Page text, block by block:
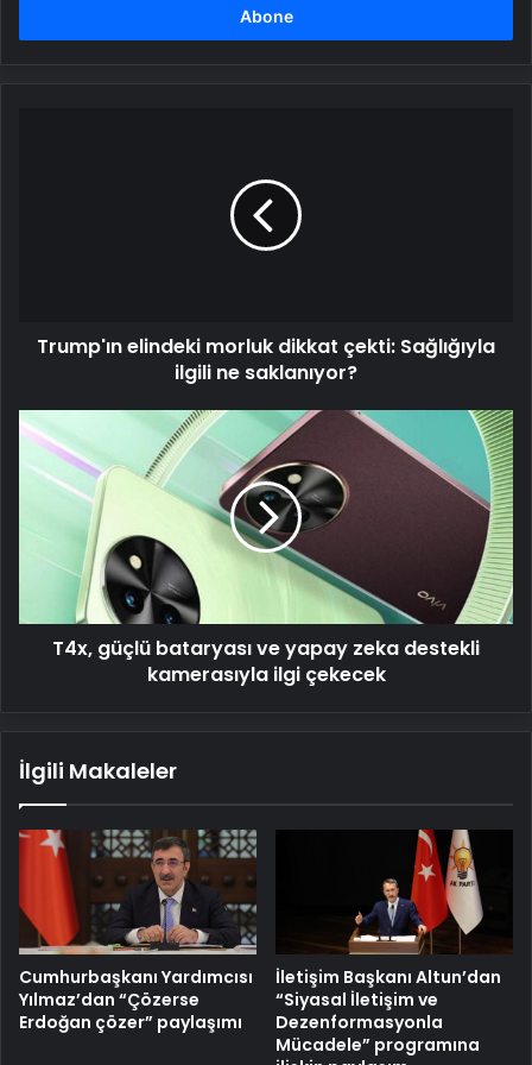
Trump'ın elindeki morluk dikkat çekti: Sağlığıyla
ilgili ne saklanıyor?
T4x,
güçlü
bataryası
destekli
kamerasıyla
ilgi
çekecekT4x, güçlü bataryası ve yapay zeka destekli
kamerasıyla ilgi çekecek
İlgili Makaleler
Cumhurbaşkanı Yardımcısı
Yılmaz’dan “Çözerse
Erdoğan çözer” paylaşımı
İletişim Başkanı Altun’dan
“Siyasal İletişim ve
Dezenformasyonla
Mücadele” programına